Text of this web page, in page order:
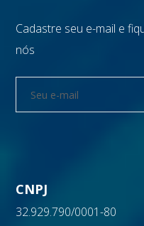
Cadastre seu e-mail e
nós
CNPJ
32.929.790/0001-80